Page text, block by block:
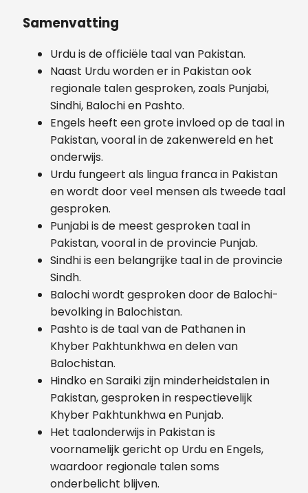
Samenvatting
Urdu is de officiële taal van Pakistan.
Naast Urdu worden er in Pakistan ook
regionale talen gesproken, zoals Punjabi,
Sindhi, Balochi en Pashto.
Engels heeft een grote invloed op de taal in
Pakistan, vooral in de zakenwereld en het
onderwijs.
Urdu fungeert als lingua franca in Pakistan
en wordt door veel mensen als tweede taal
gesproken.
Punjabi is de meest gesproken taal in
Pakistan, vooral in de provincie Punjab.
Sindhi is een belangrijke taal in de provincie
Sindh.
Balochi wordt gesproken door de Balochi-
bevolking in Balochistan.
Pashto is de taal van de Pathanen in
Khyber Pakhtunkhwa en delen van
Balochistan.
Hindko en Saraiki zijn minderheidstalen in
Pakistan, gesproken in respectievelijk
Khyber Pakhtunkhwa en Punjab.
Het taalonderwijs in Pakistan is
voornamelijk gericht op Urdu en Engels,
waardoor regionale talen soms
onderbelicht blijven.